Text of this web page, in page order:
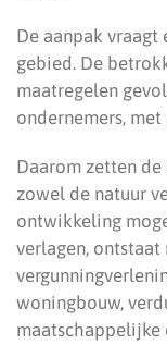
De aanpak vraagt
gebied. De
maatregelen
ondernemers,
Daarom zetten
zowel de natuur
ontwikkeling
verlagen,
woningbouw,
maatschappelijke